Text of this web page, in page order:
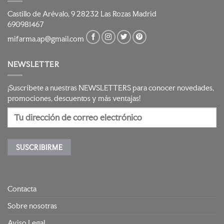
Castillo de Arévalo, 9 28232 Las Rozas Madrid
690981467
mifarma.ap@gmail.com
NEWSLETTER
¡Suscríbete a nuestras NEWSLETTERS para conocer novedades,
promociones, descuentos y más ventajas!
Contacta
Sobre nosotras